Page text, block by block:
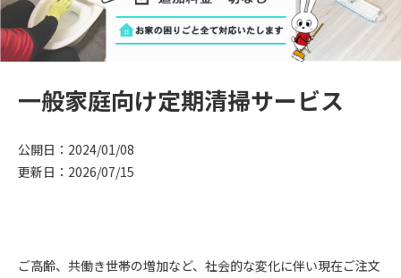
一般家庭向け定期清掃サービス
公開日：2024/01/08
更新日：2026/07/15
ご高齢、共働き世帯の増加など、社会的な変化に伴い現在ご注文